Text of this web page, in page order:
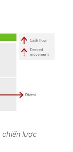
chiến lược